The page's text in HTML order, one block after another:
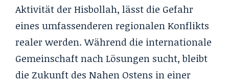
Aktivität der Hisbollah, lässt die Gefahr
eines umfassenderen regionalen Konflikts
realer werden. Während die internationale
Gemeinschaft nach Lösungen sucht, bleibt
die Zukunft des Nahen Ostens in einer